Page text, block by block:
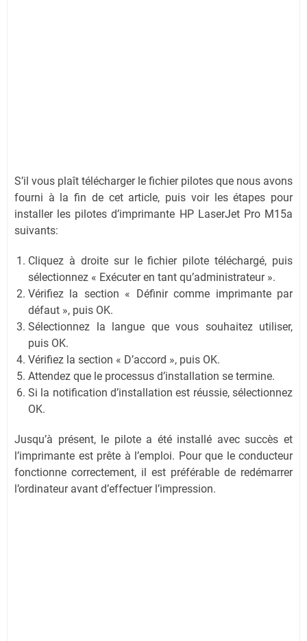
S’il vous plaît télécharger le fichier pilotes que nous avons
fourni à la fin de cet article, puis voir les étapes pour
installer les pilotes d’imprimante HP LaserJet Pro M15a
suivants:
Cliquez à droite sur le fichier pilote téléchargé, puis
sélectionnez « Exécuter en tant qu’administrateur ».
Vérifiez la section « Définir comme imprimante par
défaut », puis OK.
Sélectionnez la langue que vous souhaitez utiliser,
puis OK.
Vérifiez la section « D’accord », puis OK.
Attendez que le processus d’installation se termine.
Si la notification d’installation est réussie, sélectionnez
OK.
Jusqu’à présent, le pilote a été installé avec succès et
l’imprimante est prête à l’emploi. Pour que le conducteur
fonctionne correctement, il est préférable de redémarrer
l’ordinateur avant d’effectuer l’impression.